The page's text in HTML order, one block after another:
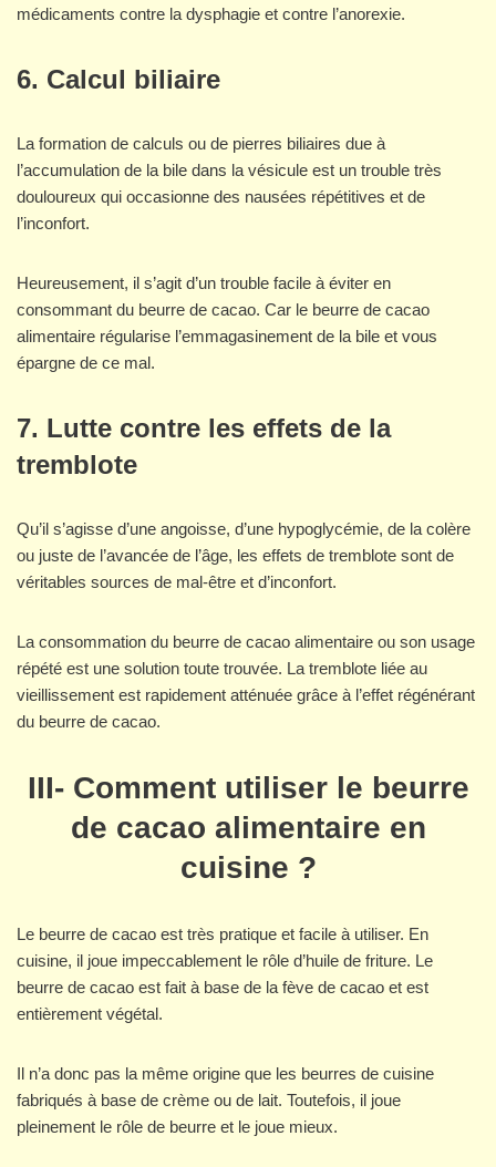
médicaments contre la dysphagie et contre l’anorexie.
6. Calcul biliaire
La formation de calculs ou de pierres biliaires due à
l’accumulation de la bile dans la vésicule est un trouble très
douloureux qui occasionne des nausées répétitives et de
l’inconfort.
Heureusement, il s’agit d’un trouble facile à éviter en
consommant du beurre de cacao. Car le beurre de cacao
alimentaire régularise l’emmagasinement de la bile et vous
épargne de ce mal.
7. Lutte contre les effets de la
tremblote
Qu’il s’agisse d’une angoisse, d’une hypoglycémie, de la colère
ou juste de l’avancée de l’âge, les effets de tremblote sont de
véritables sources de mal-être et d’inconfort.
La consommation du beurre de cacao alimentaire ou son usage
répété est une solution toute trouvée. La tremblote liée au
vieillissement est rapidement atténuée grâce à l’effet régénérant
du beurre de cacao.
III- Comment utiliser le beurre
de cacao alimentaire en
cuisine ?
Le beurre de cacao est très pratique et facile à utiliser. En
cuisine, il joue impeccablement le rôle d’huile de friture. Le
beurre de cacao est fait à base de la fève de cacao et est
entièrement végétal.
Il n’a donc pas la même origine que les beurres de cuisine
fabriqués à base de crème ou de lait. Toutefois, il joue
pleinement le rôle de beurre et le joue mieux.